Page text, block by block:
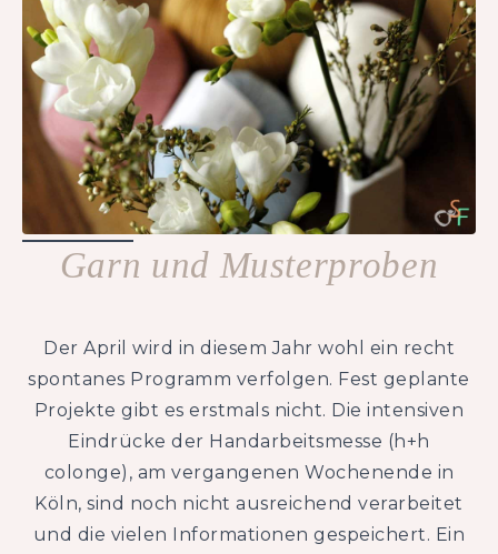
Garn und Musterproben
Der April wird in diesem Jahr wohl ein recht
spontanes Programm verfolgen. Fest geplante
Projekte gibt es erstmals nicht. Die intensiven
Eindrücke der Handarbeitsmesse (h+h
colonge), am vergangenen Wochenende in
Köln, sind noch nicht ausreichend verarbeitet
und die vielen Informationen gespeichert. Ein